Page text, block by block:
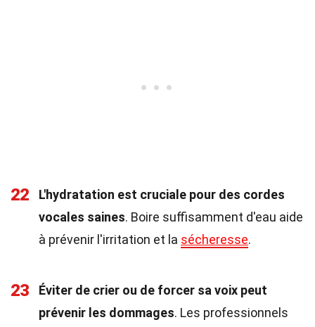
22
L'hydratation est cruciale pour des cordes
vocales saines. Boire suffisamment d'eau aide
à prévenir l'irritation et la sécheresse.
23
Éviter de crier ou de forcer sa voix peut
prévenir les dommages. Les professionnels